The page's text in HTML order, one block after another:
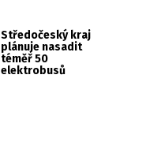
Středočeský kraj
plánuje nasadit
téměř 50
elektrobusů